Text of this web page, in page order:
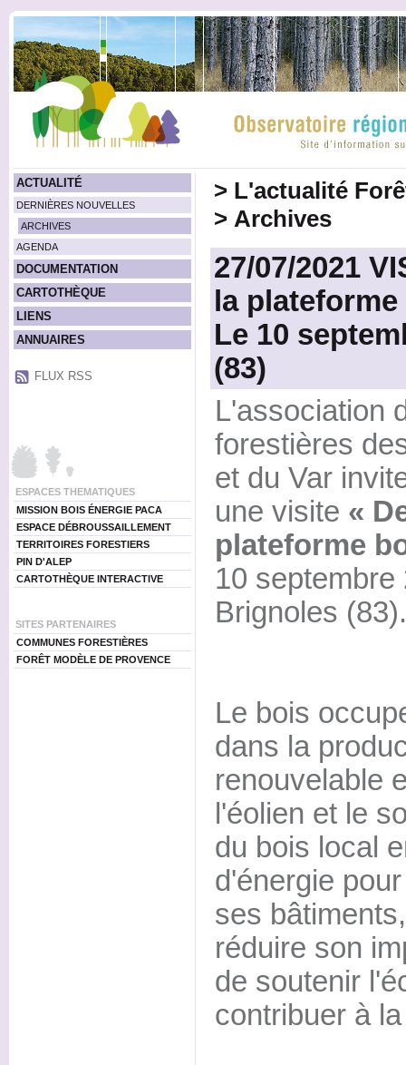
ACTUALITÉ
DERNIÈRES NOUVELLES
ARCHIVES
AGENDA
DOCUMENTATION
CARTOTHÈQUE
LIENS
ANNUAIRES
FLUX RSS
ESPACES THEMATIQUES
MISSION BOIS ÉNERGIE PACA
ESPACE DÉBROUSSAILLEMENT
TERRITOIRES FORESTIERS
PIN D'ALEP
CARTOTHÈQUE INTERACTIVE
SITES PARTENAIRES
COMMUNES FORESTIÈRES
FORÊT MODÈLE DE PROVENCE
> L'actualité
> Archives
27/07/2021
la
Le 10
(83)
L'association
forestières
et du Var
une visite «
plateforme
10 septembre
Brignoles (83).
Le bois
dans la
renouvelable
l'éolien et le
du bois local
d'énergie
ses
réduire son
de soutenir
contribuer à